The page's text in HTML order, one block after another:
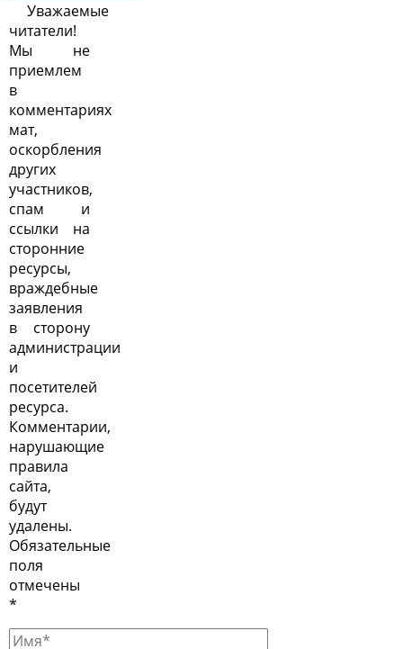
Уважаемые
читатели!
Мы не
приемлем
в
комментариях
мат,
оскорбления
других
участников,
спам и
ссылки на
сторонние
ресурсы,
враждебные
заявления
в сторону
администрации
и
посетителей
ресурса.
Комментарии,
нарушающие
правила
сайта,
будут
удалены.
Обязательные
поля
отмечены
*